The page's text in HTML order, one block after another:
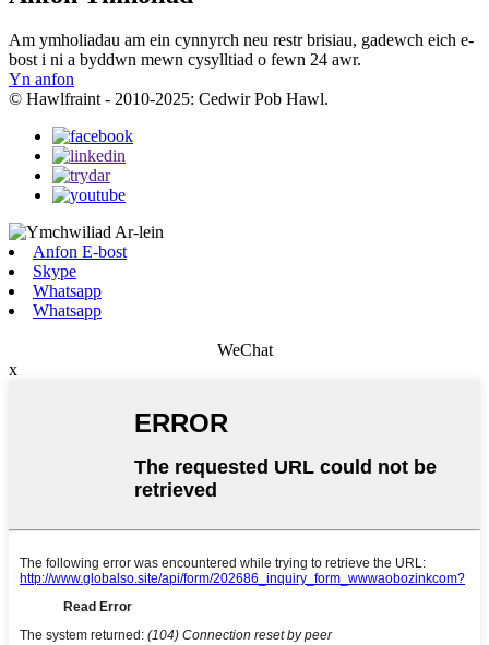
Am ymholiadau am ein cynnyrch neu restr brisiau, gadewch eich e-
bost i ni a byddwn mewn cysylltiad o fewn 24 awr.
Yn anfon
© Hawlfraint - 2010-2025: Cedwir Pob Hawl.
Anfon E-bost
Skype
Whatsapp
Whatsapp
WeChat
x